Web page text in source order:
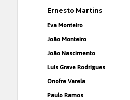
Ernesto Martins
Eva Monteiro
João Monteiro
João Nascimento
Luís Grave Rodrigues
Onofre Varela
Paulo Ramos